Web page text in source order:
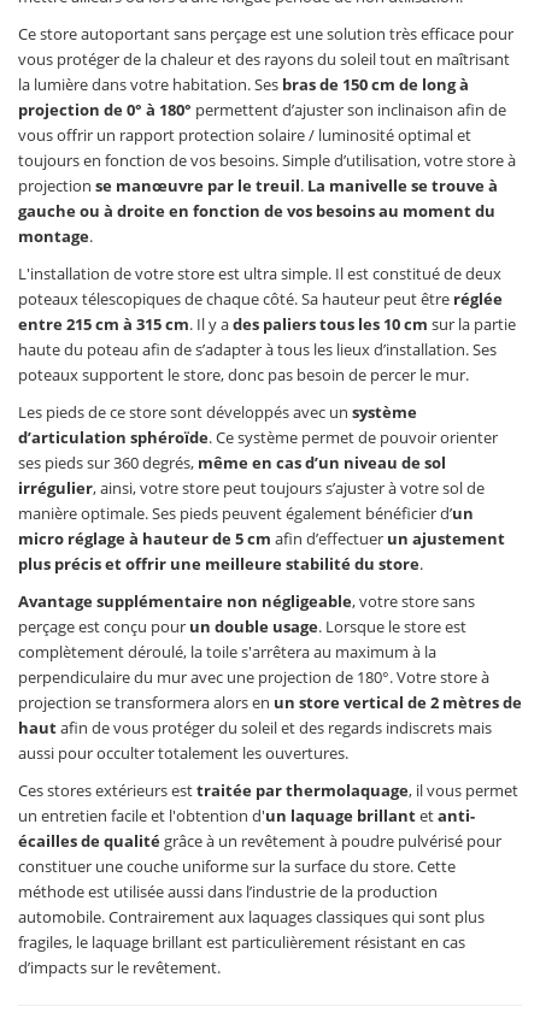
Ce store autoportant sans perçage est une solution très efficace pour
vous protéger de la chaleur et des rayons du soleil tout en maîtrisant
la lumière dans votre habitation. Ses bras de 150 cm de long à
projection de 0° à 180° permettent d’ajuster son inclinaison afin de
vous offrir un rapport protection solaire / luminosité optimal et
toujours en fonction de vos besoins. Simple d’utilisation, votre store à
projection se manœuvre par le treuil. La manivelle se trouve à
gauche ou à droite en fonction de vos besoins au moment du
montage.
L'installation de votre store est ultra simple. Il est constitué de deux
poteaux télescopiques de chaque côté. Sa hauteur peut être réglée
entre 215 cm à 315 cm. Il y ades paliers tous les 10 cm sur la partie
haute du poteau afin de s’adapter à tous les lieux d’installation. Ses
poteaux supportent le store, donc pas besoin de percer le mur.
Les pieds de ce store sont développés avec un système
d’articulation sphéroïde. Ce système permet de pouvoir orienter
ses pieds sur 360 degrés, même en cas d’un niveau de sol
irrégulier, ainsi, votre store peut toujours s’ajuster à votre sol de
manière optimale. Ses pieds peuvent également bénéficier d’un
micro réglage à hauteur de 5 cm afin d’effectuer un ajustement
plus précis et offrir une meilleure stabilité du store.
Avantage supplémentaire non négligeable, votre store sans
perçage est conçu pour un double usage. Lorsque le store est
complètement déroulé, la toile s'arrêtera au maximum à la
perpendiculaire du mur avec une projection de 180°. Votre store à
projection se transformera alors en un store vertical de 2 mètres de
hautafin de vous protéger du soleil et des regards indiscrets mais
aussi pour occulter totalement les ouvertures.
Ces stores extérieurs esttraitée par thermolaquage, il vous permet
un entretien facile et l'obtention d'un laquage brillantetanti-
écailles de qualitégrâce à un revêtement à poudre pulvérisé pour
constituer une couche uniforme sur la surface du store. Cette
méthode est utilisée aussi dans l’industrie de la production
automobile. Contrairement aux laquages classiques qui sont plus
fragiles, le laquage brillant est particulièrement résistant en cas
d’impacts sur le revêtement.